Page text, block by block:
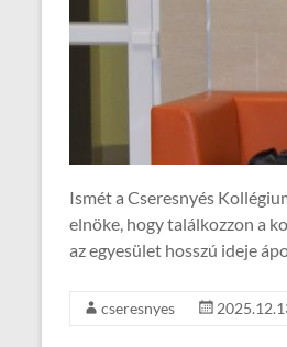
Ismét a Cseresnyés
elnöke, hogy találkozzon a
az egyesület hosszú ideje
cseresnyes